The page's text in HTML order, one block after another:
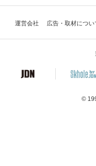
運営会社 広告・取材につい
©